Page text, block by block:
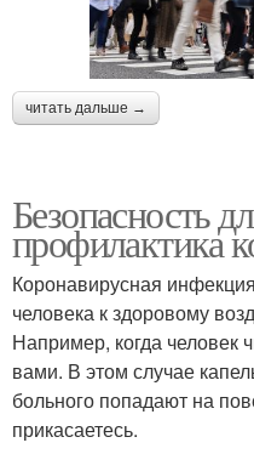
читать дальше →
Безопасность
профилактика
Коронавирусная
человека к здоровому
Например, когда человек
вами. В этом случае
больного попадают на
прикасаетесь.